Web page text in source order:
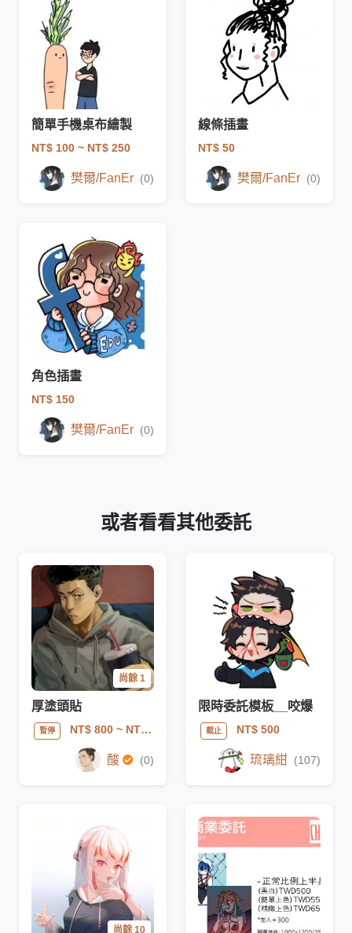
簡單手機桌布繪製
NT$ 100 ~ NT$ 250
樊爾/FanEr (0)
線條插畫
NT$ 50
樊爾/FanEr (0)
角色插畫
NT$ 150
樊爾/FanEr (0)
或者看看其他委託
尚餘 1
厚塗頭貼
暫停 NT$ 800~ NT$ 1200
酸 (0)
限時委託模板__咬爆
截止 NT$ 500
琉璃紺 (107)
尚餘 10